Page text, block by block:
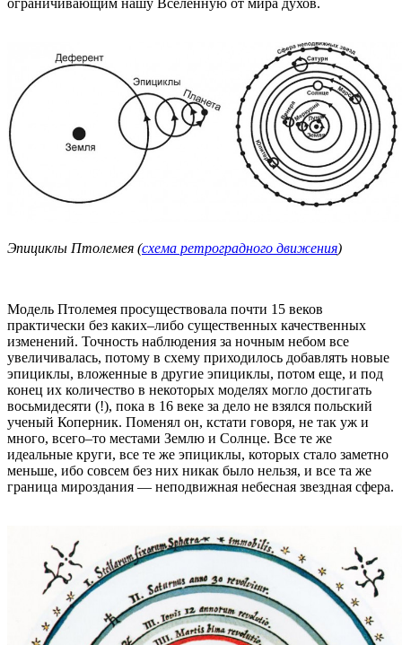
Эпициклы Птолемея (схема ретроградного движения)
Модель Птолемея просуществовала почти 15 веков
практически без каких–либо существенных качественных
изменений. Точность наблюдения за ночным небом все
увеличивалась, потому в схему приходилось добавлять новые
эпициклы, вложенные в другие эпициклы, потом еще, и под
конец их количество в некоторых моделях могло достигать
восьмидесяти (!), пока в 16 веке за дело не взялся польский
ученый Коперник. Поменял он, кстати говоря, не так уж и
много, всего–то местами Землю и Солнце. Все те же
идеальные круги, все те же эпициклы, которых стало заметно
меньше, ибо совсем без них никак было нельзя, и все та же
граница мироздания — неподвижная небесная звездная сфера.